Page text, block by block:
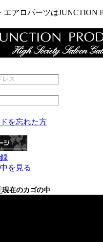
エアロパーツはJUNCTION
を忘れた方